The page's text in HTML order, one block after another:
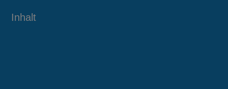
Inhalt